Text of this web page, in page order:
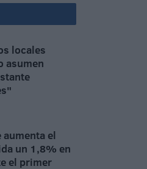
locales
asumen
el
un 1,8% en
el primer